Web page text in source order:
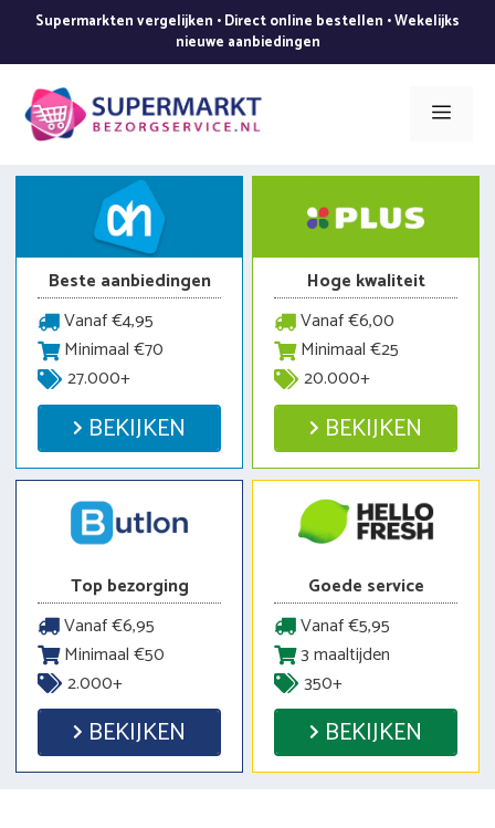
de
inhoud
Supermarkten vergelijken • Direct online bestellen • Wekelijks
nieuwe aanbiedingen
Menu
Beste aanbiedingen
Vanaf €4,95
Minimaal €70
27.000+
BEKIJKEN
Hoge kwaliteit
Vanaf €6,00
Minimaal €25
20.000+
BEKIJKEN
Top bezorging
Vanaf €6,95
Minimaal €50
2.000+
BEKIJKEN
Goede service
Vanaf €5,95
3 maaltijden
350+
BEKIJKEN